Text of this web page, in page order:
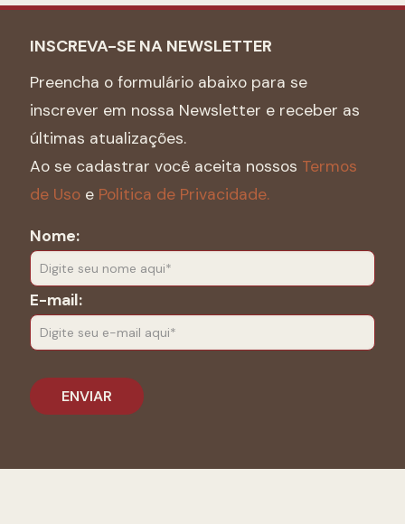
INSCREVA-SE NA NEWSLETTER
Preencha o formulário abaixo para se
inscrever em nossa Newsletter e receber as
últimas atualizações.
Ao se cadastrar você aceita nossos Termos
de Uso e Politica de Privacidade.
Nome:
E-mail: